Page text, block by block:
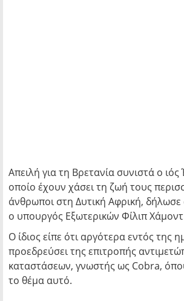
Απειλή για τη Βρετανία συνιστά ο
οποίο έχουν χάσει τη ζωή τους
άνθρωποι στη Δυτική Αφρική,
ο υπουργός Εξωτερικών Φίλιπ
Ο ίδιος είπε ότι αργότερα εντός της
προεδρεύσει της επιτροπής
καταστάσεων, γνωστής ως Cobra,
το θέμα αυτό.